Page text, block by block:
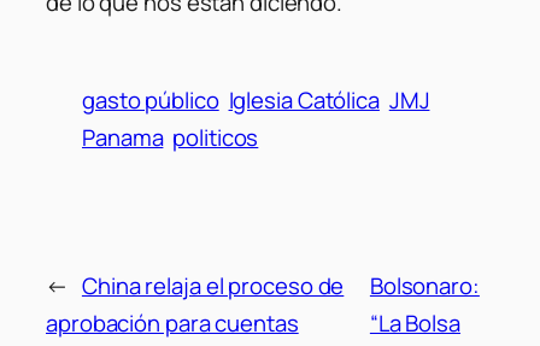
gasto público Iglesia Católica JMJ
Panama politicos
← China relaja el proceso de
aprobación para cuentas
Bolsonaro:
“La Bolsa